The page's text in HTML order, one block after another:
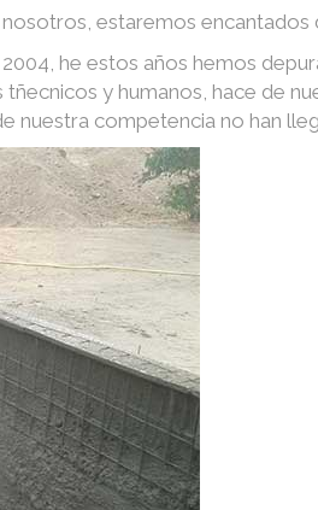
estaremos encantados
he estos años hemos
y humanos, hace de
nuestra competencia no han